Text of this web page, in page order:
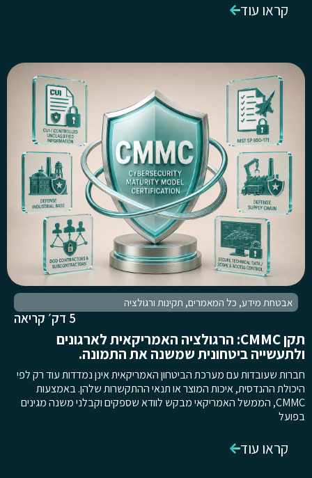
קראו עוד
אבטחת מידע, כל המאמרים, תקינות ורגולציה
5 דק׳ קריאה
תקן CMMC: הרגולציה האמריקאית לארגונים
ולתעשייה ביטחונית שמשנה את התמונה.
חברות שעובדות עם מערכת הביטחון האמריקאית אינן נמדדות עוד רק לפי
היכולת ההנדסית, איכות המוצר או תנאי ההתקשרות שלהן. באמצעות
CMMC, הממשל האמריקאי מבקש לוודא שספקים וקבלני משנה מגינים
בפועל
קראו עוד